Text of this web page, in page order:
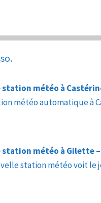
station météo à
météo automatique à
station météo à Gilette –
station météo voit le